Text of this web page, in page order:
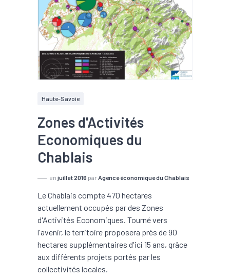
Haute-Savoie
Zones d'Activités
Economiques du
Chablais
en juillet 2016 par Agence économique du Chablais
Le Chablais compte 470 hectares
actuellement occupés par des Zones
d'Activités Economiques. Tourné vers
l'avenir, le territoire proposera près de 90
hectares supplémentaires d'ici 15 ans, grâce
aux différents projets portés par les
collectivités locales.